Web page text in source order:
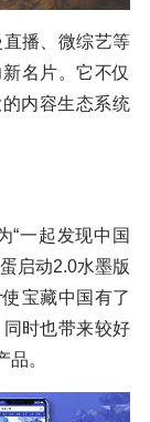
播、微综艺等
名片。它不仅
内容生态系统
“一起发现中国
启动2.0水墨版
宝藏中国有了
时也带来较好
。